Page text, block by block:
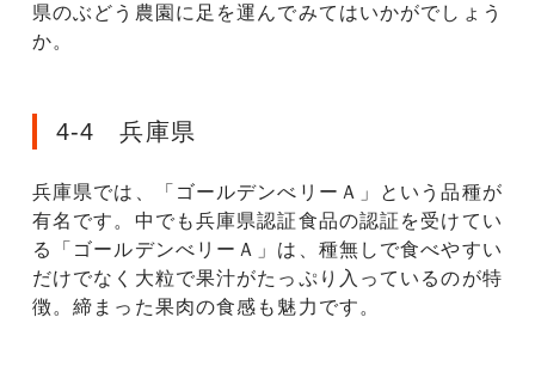
県のぶどう農園に足を運んでみてはいかがでしょう
か。
4-4 兵庫県
兵庫県では、「ゴールデンべリーＡ」という品種が
有名です。中でも兵庫県認証食品の認証を受けてい
る「ゴールデンべリーＡ」は、種無しで食べやすい
だけでなく大粒で果汁がたっぷり入っているのが特
徴。締まった果肉の食感も魅力です。